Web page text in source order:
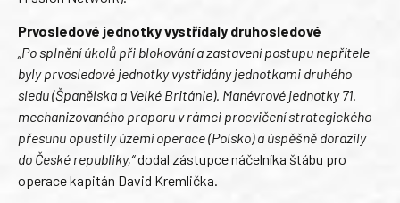
Prvosledové jednotky vystřídaly druhosledové
„Po splnění úkolů při blokování a zastavení postupu nepřítele
byly prvosledové jednotky vystřídány jednotkami druhého
sledu (Španělska a Velké Británie). Manévrové jednotky 71.
mechanizovaného praporu v rámci procvičení strategického
přesunu opustily území operace (Polsko) a úspěšně dorazily
do České republiky,“dodal zástupce náčelníka štábu pro
operace kapitán David Kremlička.